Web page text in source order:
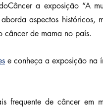
a exposição “A
aspectos históricos,
câncer de mama no país.
e conheça a exposição na
frequente de câncer em